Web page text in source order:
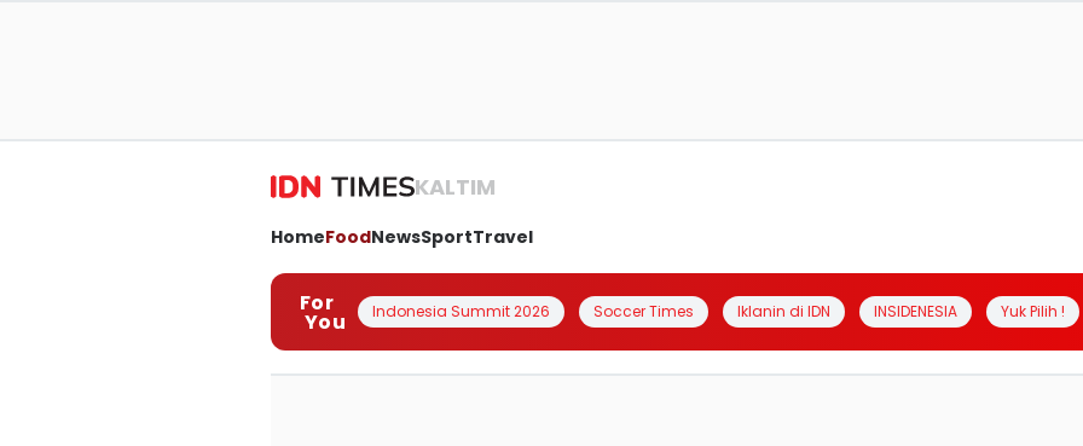
KALTIM
HomeFoodNewsSportTravel
For
You Indonesia Summit 2026 Soccer Times Iklanin di IDN INSIDENESIA Yuk Pilih !